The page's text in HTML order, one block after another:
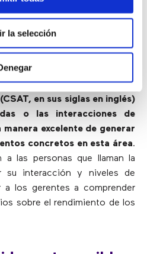
la selección
drásticamente, sin duda
que ambos interactuarán.
ejecutar encuestas de
en sus siglas en inglés)
o las interacciones de
manera excelente de generar
concretos en esta área.
a las personas que llaman la
su interacción y niveles de
a los gerentes a comprender
sobre el rendimiento de los